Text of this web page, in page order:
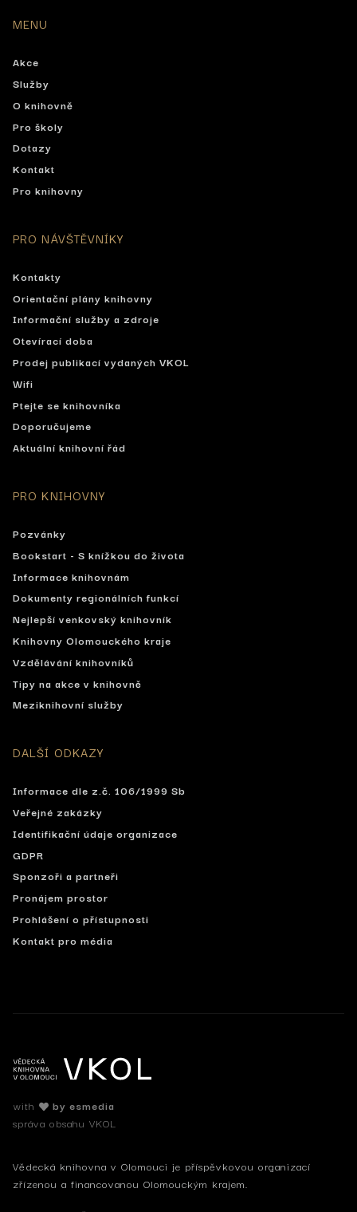
MENU
Akce
Služby
O knihovně
Pro školy
Dotazy
Kontakt
Pro knihovny
PRO NÁVŠTĚVNÍKY
Kontakty
Orientační plány knihovny
Informační služby a zdroje
Otevírací doba
Prodej publikací vydaných VKOL
Wifi
Ptejte se knihovníka
Doporučujeme
Aktuální knihovní řád
PRO KNIHOVNY
Pozvánky
Bookstart - S knížkou do života
Informace knihovnám
Dokumenty regionálních funkcí
Nejlepší venkovský knihovník
Knihovny Olomouckého kraje
Vzdělávání knihovníků
Tipy na akce v knihovně
Meziknihovní služby
DALŠÍ ODKAZY
Informace dle z.č. 106/1999 Sb
Veřejné zakázky
Identifikační údaje organizace
GDPR
Sponzoři a partneři
Pronájem prostor
Prohlášení o přístupnosti
Kontakt pro média
with
by esmedia
správa obsahu VKOL
Vědecká knihovna v Olomouci je příspěvkovou organizací
zřízenou a financovanou Olomouckým krajem.